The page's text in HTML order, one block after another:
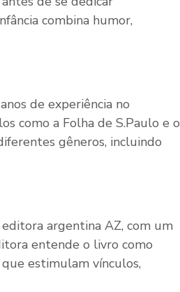
combina humor,
de experiência no
como a Folha de S.Paulo e o
gêneros, incluindo
argentina AZ, com um
entende o livro como
estimulam vínculos,